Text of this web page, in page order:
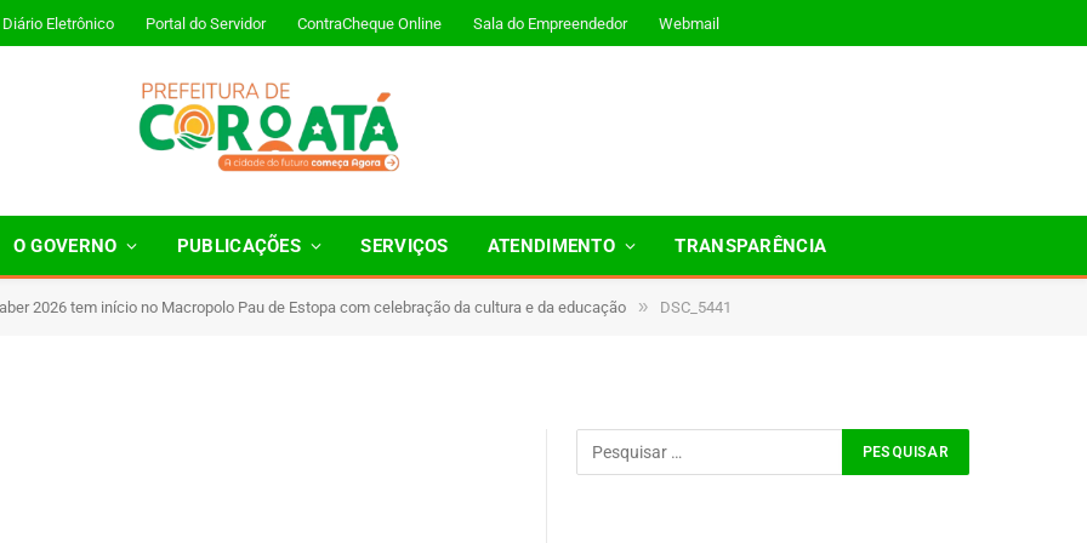
Diário Eletrônico Portal do Servidor ContraCheque Online Sala do Empreendedor Webmail
O GOVERNO PUBLICAÇÕES SERVIÇOS ATENDIMENTO TRANSPARÊNCIA
2026 tem início no Macropolo Pau de Estopa com celebração da cultura e da educação » DSC_5441